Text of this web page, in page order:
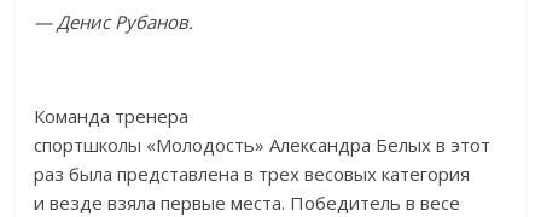
— Денис Рубанов.
Команда тренера
спортшколы «Молодость» Александра Белых в этот
раз была представлена в трех весовых категория
и везде взяла первые места. Победитель в весе